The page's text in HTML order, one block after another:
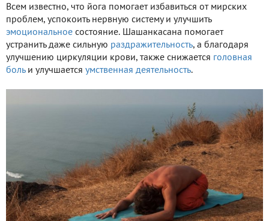
Всем известно, что йога помогает избавиться от мирских
проблем, успокоить нервную систему и улучшить
эмоциональное состояние. Шашанкасана помогает
устранить даже сильную раздражительность, а благодаря
улучшению циркуляции крови, также снижается головная
больи улучшается умственная деятельность.